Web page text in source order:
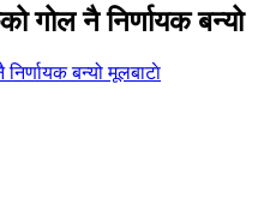
गोल नै निर्णायक बन्यो
मूलबाटाे